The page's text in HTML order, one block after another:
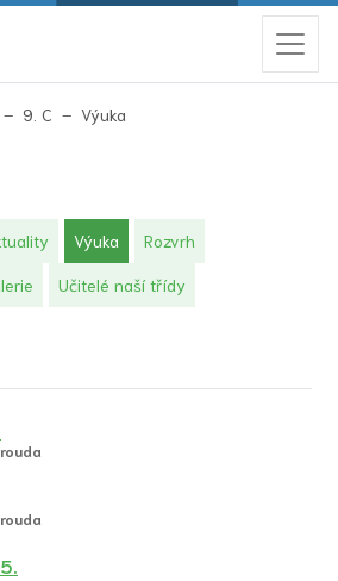
9. C Výuka
Výuka(aktuální)
Rozvrh
Učitelé naší třídy